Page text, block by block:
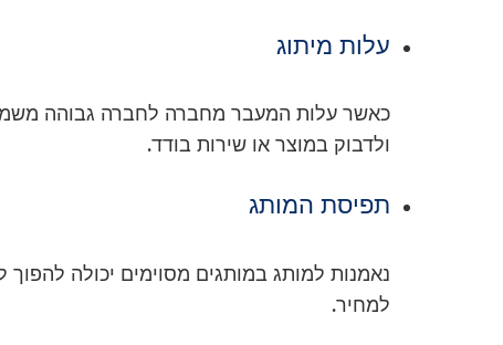
עלות מיתוג
כאשר עלות המעבר מחברה לחברה גבוהה
ולדבוק במוצר או שירות בודד.
תפיסת המותג
נאמנות למותג במותגים מסוימים יכולה
למחיר.